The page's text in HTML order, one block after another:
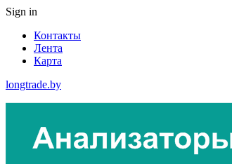
Sign in
Контакты
Лента
Карта
longtrade.by